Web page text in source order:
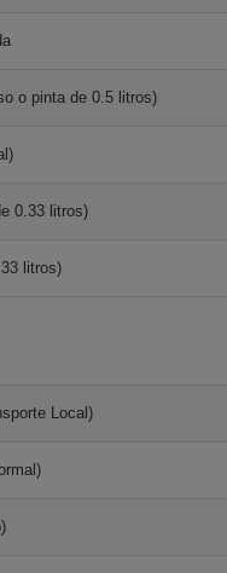
o pinta de 0.5 litros)
0.33 litros)
litros)
Local)